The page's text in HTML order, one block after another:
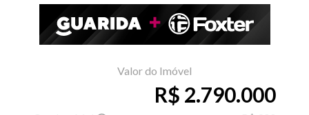
Valor do Imóvel
R$ 2.790.000